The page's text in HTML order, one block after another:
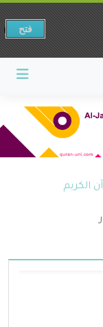
الكريم
فتح